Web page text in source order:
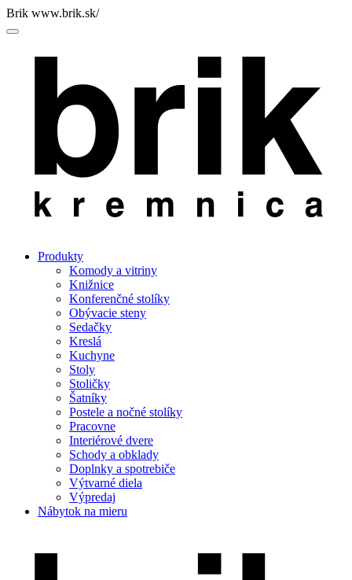
Brik www.brik.sk/
Menu
Produkty
Komody a vitriny
Knižnice
Konferenčné stolíky
Obývacie steny
Sedačky
Kreslá
Kuchyne
Stoly
Stoličky
Šatníky
Postele a nočné stolíky
Pracovne
Interiérové dvere
Schody a obklady
Doplnky a spotrebiče
Výtvarné diela
Výpredaj
Nábytok na mieru